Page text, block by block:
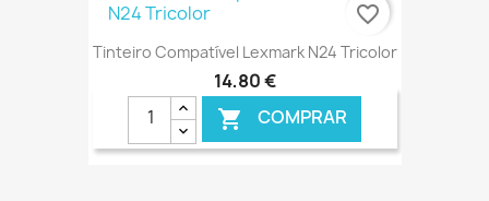
Tinteiro Compatível Lexmark N24 Tricolor
14,80 €
 COMPRAR
favorite_border